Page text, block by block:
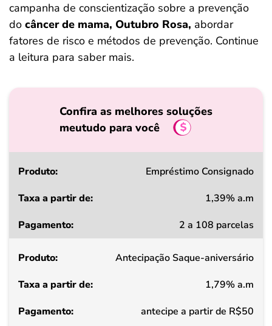
campanha de conscientização sobre a prevenção
do câncer de mama, Outubro Rosa, abordar
fatores de risco e métodos de prevenção. Continue
a leitura para saber mais.
Confira as melhores soluções
meutudo para você
Produto
a
de
Pagamento
Empréstimo Consignado
1,39% a.m
2 a 108 parcelas
Antecipação Saque-aniversário
1,79% a.m
antecipe a partir de R$50